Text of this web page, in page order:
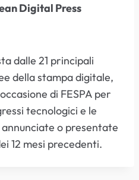
Digital Press
dalle 21 principali
della stampa digitale,
di FESPA per
tecnologici e le
o presentate
12 mesi precedenti.